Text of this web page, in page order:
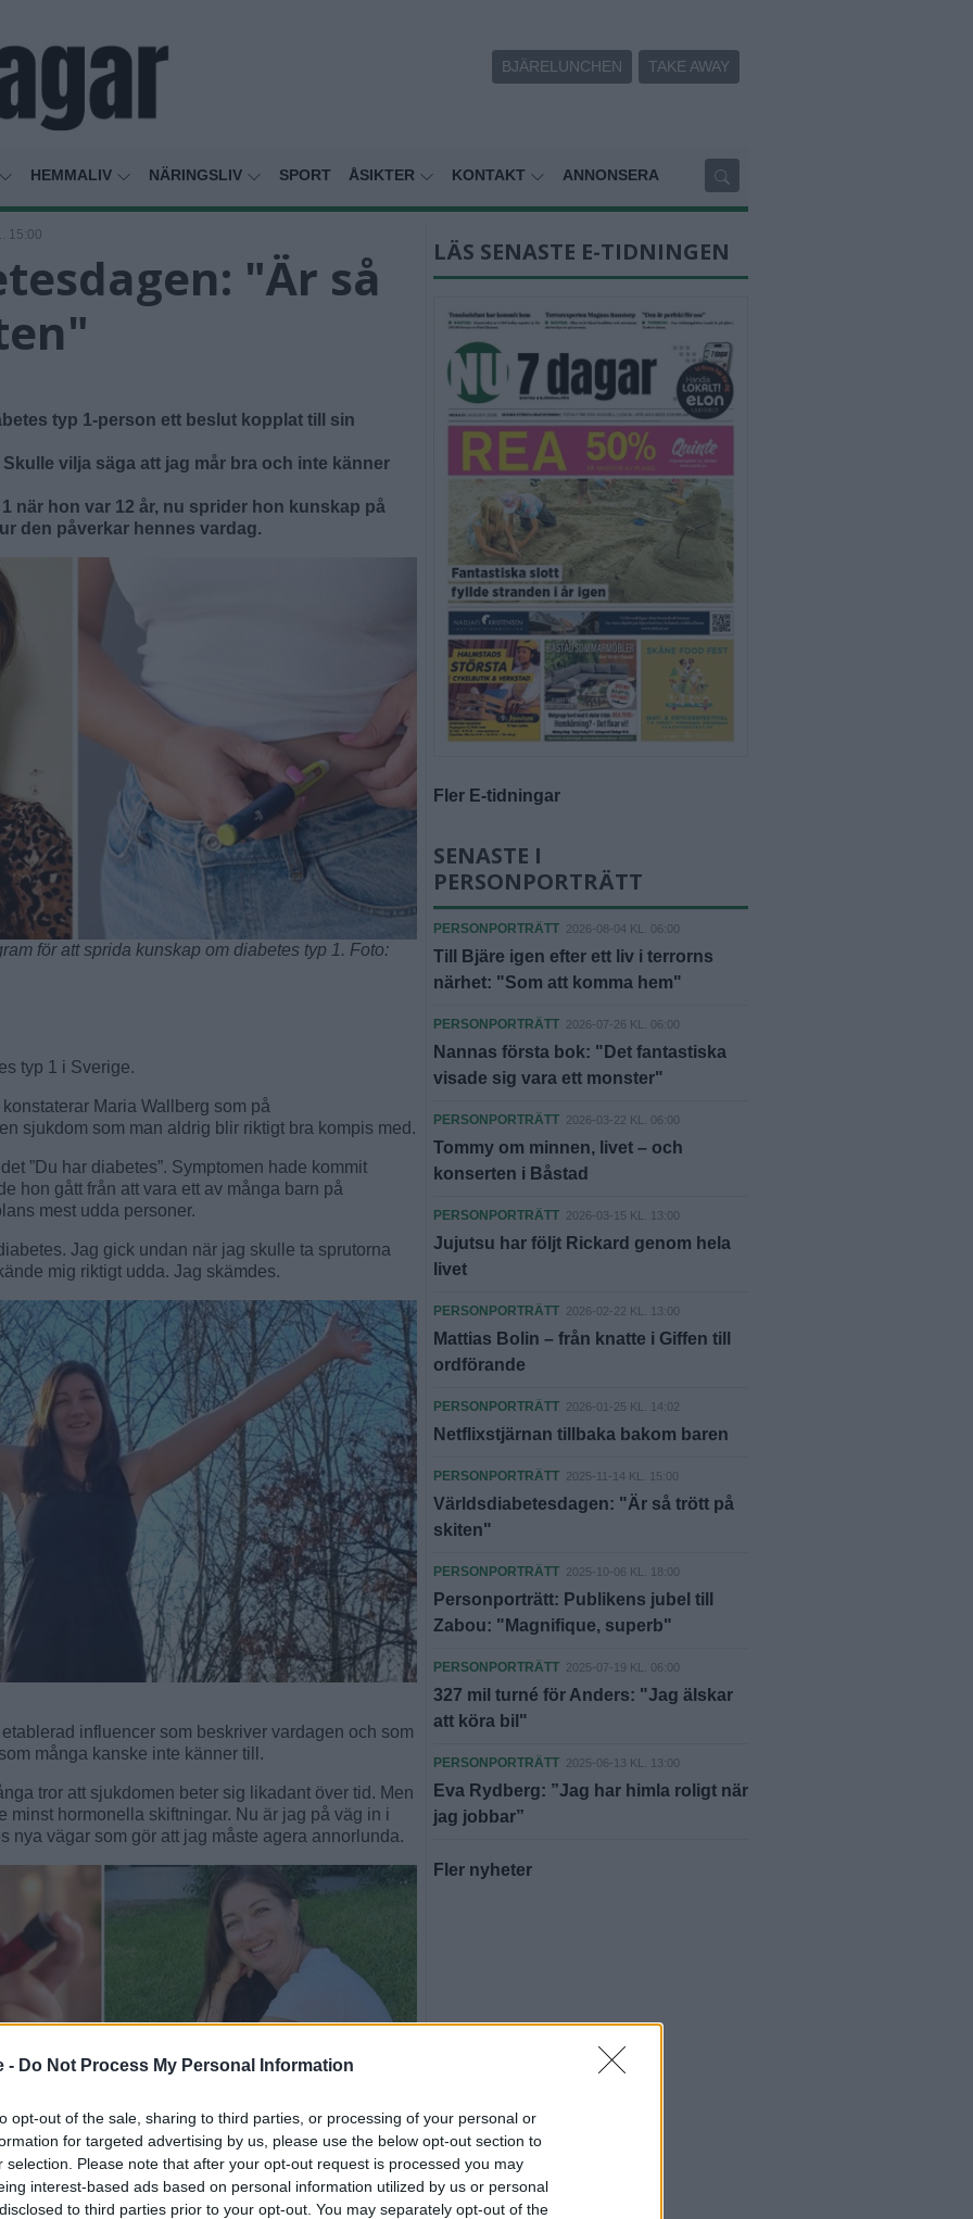
- Do Not Process My Personal Information
opt-out of the sale, sharing to third parties, or processing of your personal or
for targeted advertising by us, please use the below opt-out section to
selection. Please note that after your opt-out request is processed you may
interest-based ads based on personal information utilized by us or personal
to third parties prior to your opt-out. You may separately opt-out of the
BJÄRELUNCHEN TAKE AWAY
HEMMALIV NÄRINGSLIV SPORT ÅSIKTER KONTAKT ANNONSERA
15:00
"Är så
typ 1-person ett beslut kopplat till sin
vilja säga att jag mår bra och inte känner
när hon var 12 år, nu sprider hon kunskap på
den påverkar hennes vardag.
för att sprida kunskap om diabetes typ 1. Foto:
typ 1 i Sverige.
Maria Wallberg som på
sjukdom som man aldrig blir riktigt bra kompis med.
”Du har diabetes”. Symptomen hade kommit
hon gått från att vara ett av många barn på
mest udda personer.
Jag gick undan när jag skulle ta sprutorna
mig riktigt udda. Jag skämdes.
influencer som beskriver vardagen och som
många kanske inte känner till.
tror att sjukdomen beter sig likadant över tid. Men
minst hormonella skiftningar. Nu är jag på väg in i
nya vägar som gör att jag måste agera annorlunda.
LÄS SENASTE E-TIDNINGEN
Fler E-tidningar
SENASTE I
PERSONPORTRÄTT
PERSONPORTRÄTT 2026-08-04 KL. 06:00
Till Bjäre igen efter ett liv i terrorns
närhet: "Som att komma hem"
PERSONPORTRÄTT 2026-07-26 KL. 06:00
Nannas första bok: "Det fantastiska
visade sig vara ett monster"
PERSONPORTRÄTT 2026-03-22 KL. 06:00
Tommy om minnen, livet – och
konserten i Båstad
PERSONPORTRÄTT 2026-03-15 KL. 13:00
Jujutsu har följt Rickard genom hela
livet
PERSONPORTRÄTT 2026-02-22 KL. 13:00
Mattias Bolin – från knatte i Giffen till
ordförande
PERSONPORTRÄTT 2026-01-25 KL. 14:02
Netflixstjärnan tillbaka bakom baren
PERSONPORTRÄTT 2025-11-14 KL. 15:00
Världsdiabetesdagen: "Är så trött på
skiten"
PERSONPORTRÄTT 2025-10-06 KL. 18:00
Personporträtt: Publikens jubel till
Zabou: "Magnifique, superb"
PERSONPORTRÄTT 2025-07-19 KL. 06:00
327 mil turné för Anders: "Jag älskar
att köra bil"
PERSONPORTRÄTT 2025-06-13 KL. 13:00
Eva Rydberg: ”Jag har himla roligt när
jag jobbar”
Fler nyheter